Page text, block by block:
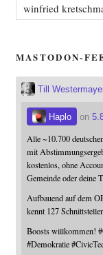
winfried
MASTODON-
Till
Haplo on
Alle ~10.700
mit
kostenlos, ohne
Gemeinde oder deine
Aufbauend auf dem
kennt 127
Boosts willkommen! #
#Demokratie #